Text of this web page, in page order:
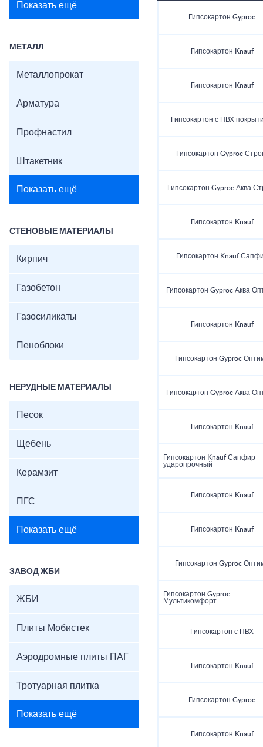
Показать ещё
МЕТАЛЛ
Металлопрокат
Арматура
Профнастил
Штакетник
Показать ещё
СТЕНОВЫЕ МАТЕРИАЛЫ
Кирпич
Газобетон
Газосиликаты
Пеноблоки
НЕРУДНЫЕ МАТЕРИАЛЫ
Песок
Щебень
Керамзит
ПГС
Показать ещё
ЗАВОД ЖБИ
ЖБИ
Плиты Мобистек
Аэродромные плиты ПАГ
Тротуарная плитка
Показать ещё
Гипсокартон Gyproc
Гипсокартон Knauf
Гипсокартон Knauf
Гипсокартон с ПВХ
Гипсокартон Gyproc
Гипсокартон Gyproc Аква
Гипсокартон Knauf
Гипсокартон Knauf
Гипсокартон Gyproc Аква
Гипсокартон Knauf
Гипсокартон Gyproc
Гипсокартон Gyproc Аква
Гипсокартон Knauf
Гипсокартон Knauf Сапфир
ударопрочный
Гипсокартон Knauf
Гипсокартон Knauf
Гипсокартон Gyproc
Гипсокартон Gyproc
Мультикомфорт
Гипсокартон с ПВХ
Гипсокартон Knauf
Гипсокартон Gyproc
Гипсокартон Knauf